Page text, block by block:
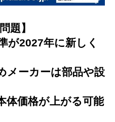
題】
が2027年に新しく
メーカーは部品や設
体価格が上がる可能